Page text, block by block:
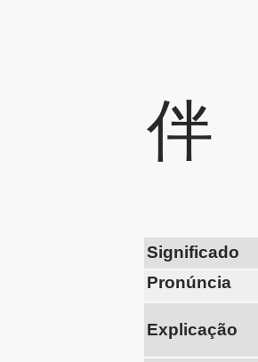
伴
Significado
Pronúncia
Explicação